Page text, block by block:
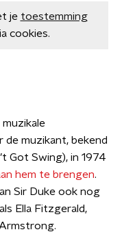
je toestemming
cookies.
de muzikant, bekend
Got Swing), in 1974
hem te brengen.
Sir Duke ook nog
Ella Fitzgerald,